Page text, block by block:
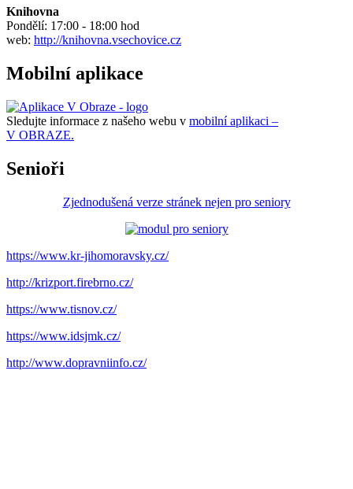
Knihovna
Pondělí: 17:00 - 18:00 hod
web: http://knihovna.vsechovice.cz
Mobilní aplikace
Sledujte informace z našeho webu v mobilní aplikaci –
V OBRAZE.
Senioři
Zjednodušená verze stránek nejen pro seniory
https://www.kr-jihomoravsky.cz/
http://krizport.firebrno.cz/
https://www.tisnov.cz/
https://www.idsjmk.cz/
http://www.dopravniinfo.cz/